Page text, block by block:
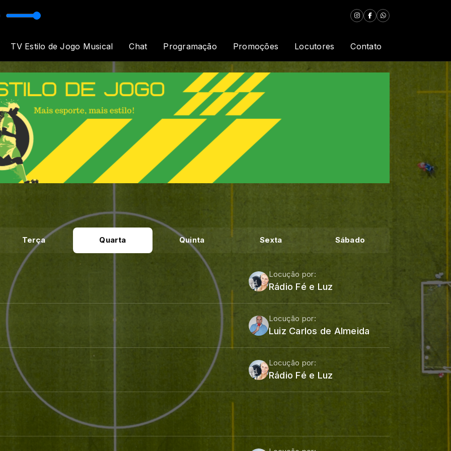
e Luz
TV Estilo de Jogo Musical Chat Programação Promoções Locutores Contato
Terça Quarta Quinta Sexta Sábado
Locução por:
Rádio Fé e Luz
Locução por:
Luiz Carlos de Almeida
Locução por:
Rádio Fé e Luz